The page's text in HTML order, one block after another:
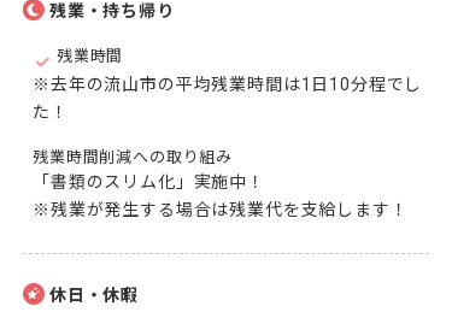
残業・持ち帰り
残業時間
※去年の流山市の平均残業時間は1日10分程でし
た！
残業時間削減への取り組み
「書類のスリム化」実施中！
※残業が発生する場合は残業代を支給します！
休日・休暇